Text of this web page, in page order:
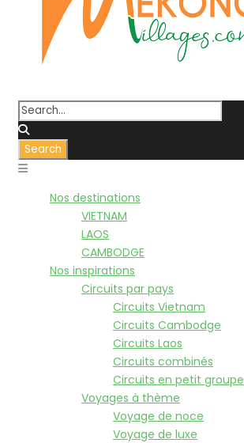
Nos destinations
VIETNAM
LAOS
CAMBODGE
Nos inspirations
Circuits par pays
Circuits Vietnam
Circuits Cambodge
Circuits Laos
Circuits combinés
Circuits en petit groupe
Voyages à thème
Voyage de noce
Voyage de luxe